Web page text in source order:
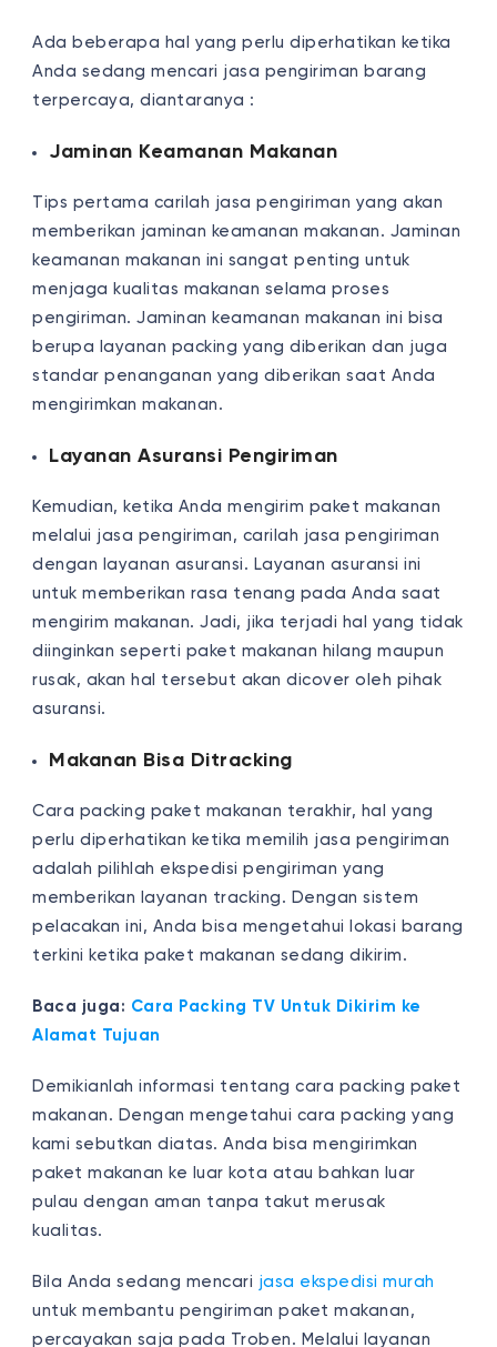
Ada beberapa hal yang perlu diperhatikan ketika
Anda sedang mencari jasa pengiriman barang
terpercaya, diantaranya :
Jaminan Keamanan Makanan
Tips pertama carilah jasa pengiriman yang akan
memberikan jaminan keamanan makanan. Jaminan
keamanan makanan ini sangat penting untuk
menjaga kualitas makanan selama proses
pengiriman. Jaminan keamanan makanan ini bisa
berupa layanan packing yang diberikan dan juga
standar penanganan yang diberikan saat Anda
mengirimkan makanan.
Layanan Asuransi Pengiriman
Kemudian, ketika Anda mengirim paket makanan
melalui jasa pengiriman, carilah jasa pengiriman
dengan layanan asuransi. Layanan asuransi ini
untuk memberikan rasa tenang pada Anda saat
mengirim makanan. Jadi, jika terjadi hal yang tidak
diinginkan seperti paket makanan hilang maupun
rusak, akan hal tersebut akan dicover oleh pihak
asuransi.
Makanan Bisa Ditracking
Cara packing paket makanan terakhir, hal yang
perlu diperhatikan ketika memilih jasa pengiriman
adalah pilihlah ekspedisi pengiriman yang
memberikan layanan tracking. Dengan sistem
pelacakan ini, Anda bisa mengetahui lokasi barang
terkini ketika paket makanan sedang dikirim.
Baca juga: Cara Packing TV Untuk Dikirim ke
Alamat Tujuan
Demikianlah informasi tentang cara packing paket
makanan. Dengan mengetahui cara packing yang
kami sebutkan diatas. Anda bisa mengirimkan
paket makanan ke luar kota atau bahkan luar
pulau dengan aman tanpa takut merusak
kualitas.
Bila Anda sedang mencari jasa ekspedisi murah
untuk membantu pengiriman paket makanan,
percayakan saja pada Troben. Melalui layanan